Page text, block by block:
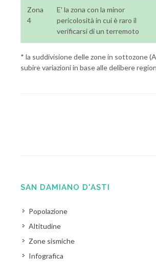
Zona
4
E' la zona con la minor
pericolosità in cui è raro il
verificarsi di un terremoto
* la suddivisione delle zone in sottozone
subire variazioni in base alle delibere
SAN DAMIANO D'ASTI
Popolazione
Altitudine
Zone sismiche
Infografica